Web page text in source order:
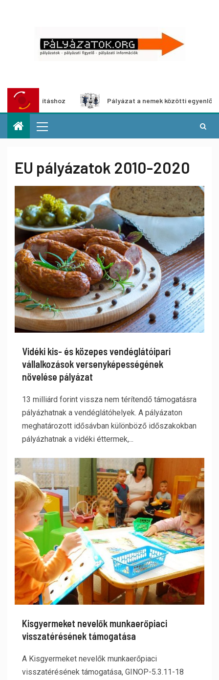
Pályázat a nemek közötti egyenlőség európai
EU pályázatok 2010-2020
Vidéki kis- és közepes vendéglátóipari
vállalkozások versenyképességének
növelése pályázat
13 milliárd forint vissza nem térítendő támogatásra
pályázhatnak a vendéglátóhelyek. A pályázaton
meghatározott idősávban különböző időszakokban
pályázhatnak a vidéki éttermek,...
Kisgyermeket nevelők munkaerőpiaci
visszatérésének támogatása
A Kisgyermeket nevelők munkaerőpiaci
visszatérésének támogatása, GINOP-5.3.11-18